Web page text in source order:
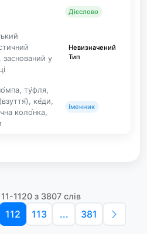
Дієслово
у
Невизначений
Тип
ту́фля,
ке́ди,
коло́нка,
Іменник
1120 з 3807 слів
112 113 ... 381